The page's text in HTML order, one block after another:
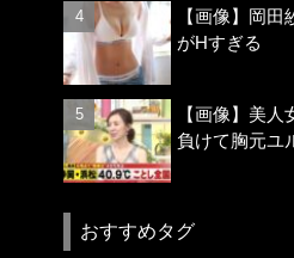
【画像】岡
がHすぎる
【画像】美
負けて胸元ユ
おすすめタグ